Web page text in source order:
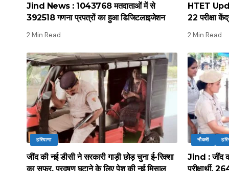
Jind News : 1043768 मतदाताओं में से
392518 गणना प्रपत्रों का हुआ डिजिटलाइजेशन
2 Min Read
HTET
22 परीक्षा
2 Min Read
हरियाणा
जींद की नई डीसी ने सरकारी गाड़ी छोड़ चुना ई-रिक्शा
का सफर, प्रदूषण घटाने के लिए पेश की नई मिसाल
नौकरी
Jind : जींद
परीक्षार्थी,